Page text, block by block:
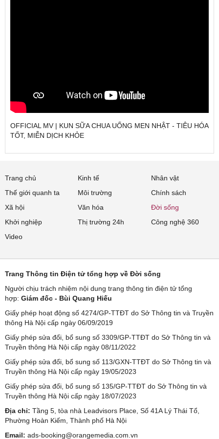
OFFICIAL MV | KUN SỮA CHUA UỐNG MEN NHẬT - TIÊU HÓA
TỐT, MIỄN DỊCH KHỎE
Trang chủ Kinh tế
Nhân vật
Thế giới quanh ta
Môi trường
Chính sách
Xã hội
Văn hóa
Đời sống
Khởi nghiệp
Thị trường 24h
Công nghệ 360
Video
Trang Thông tin Điện tử tổng hợp về Đời sống
Người chịu trách nhiệm nội dung trang thông tin điện tử tổng
hợp: Giám đốc - Bùi Quang Hiếu
Giấy phép hoạt động số 4274/GP-TTĐT do Sở Thông tin và Truyền
thông Hà Nội cấp ngày 06/09/2019
Giấy phép sửa đổi, bổ sung số 3309/GP-TTĐT do Sở Thông tin và
Truyền thông Hà Nội cấp ngày 08/11/2022
Giấy phép sửa đổi, bổ sung số 113/GXN-TTĐT do Sở Thông tin và
Truyền thông Hà Nội cấp ngày 19/05/2023
Giấy phép sửa đổi, bổ sung số 135/GP-TTĐT do Sở Thông tin và
Truyền thông Hà Nội cấp ngày 18/07/2023
Địa chỉ: Tầng 5, tòa nhà Leadvisors Place, Số 41A Lý Thái Tổ,
Phường Hoàn Kiếm, Thành phố Hà Nội
Email: ads-booking@orangemedia.com.vn